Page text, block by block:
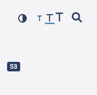
53